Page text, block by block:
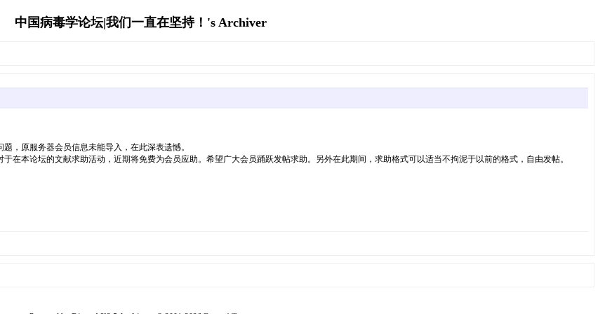
中国病毒学论坛|我们一直在坚持！'s Archiver
，原服务器会员信息未能导入，在此深表遗憾。
在本论坛的文献求助活动，近期将免费为会员应助。希望广大会员踊跃发帖求助。另外在此期间，求助格式可以适当不拘泥于以前的格式，自由发帖。